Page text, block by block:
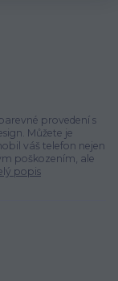
provedení s
Můžete je
váš telefon nejen
poškozením, ale
popis